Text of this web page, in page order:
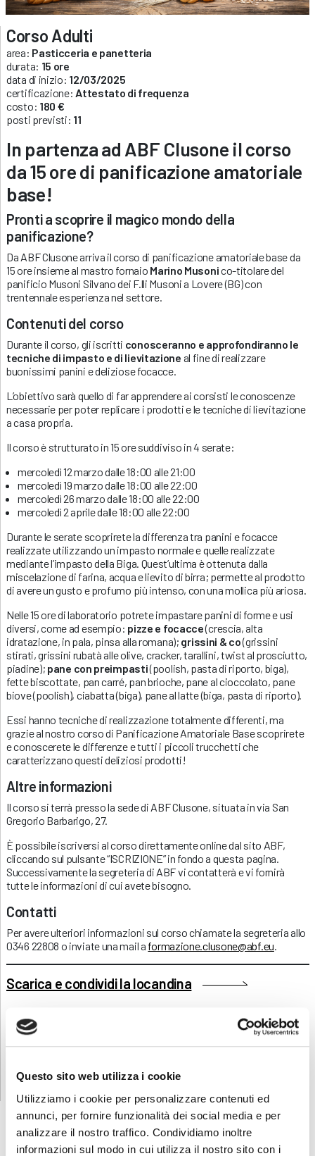
Questo sito web utilizza i cookie
Utilizziamo i cookie per personalizzare contenuti ed
annunci, per fornire funzionalità dei social media e per
analizzare il nostro traffico. Condividiamo inoltre
informazioni sul modo in cui utilizza il nostro sito con i
Corso Adulti
area: Pasticceria e panetteria
durata: 15 ore
data di inizio: 12/03/2025
certificazione: Attestato di frequenza
costo: 180 €
posti previsti: 11
In partenza ad ABF Clusone il corso
da 15 ore di panificazione amatoriale
base!
Pronti a scoprire il magico mondo della
panificazione?
Da ABF Clusone arriva il corso di panificazione amatoriale base da
15 ore insieme al mastro fornaio Marino Musonico-titolare del
panificio Musoni Silvano dei F.lli Musoni a Lovere (BG) con
trentennale esperienza nel settore.
Contenuti del corso
Durante il corso, gli iscritti conosceranno e approfondiranno le
tecniche di impasto e di lievitazione al fine di realizzare
buonissimi panini e deliziose focacce.
L’obiettivo sarà quello di far apprendere ai corsisti le conoscenze
necessarie per poter replicare i prodotti e le tecniche di lievitazione
a casa propria.
Il corso è strutturato in 15 ore suddiviso in 4 serate:
mercoledì 12 marzo dalle 18:00 alle 21:00
mercoledì 19 marzo dalle 18:00 alle 22:00
mercoledì 26 marzo dalle 18:00 alle 22:00
mercoledì 2 aprile dalle 18:00 alle 22:00
Durante le serate scoprirete la differenza tra panini e focacce
realizzate utilizzando un impasto normale e quelle realizzate
mediante l’impasto della Biga. Quest’ultima è ottenuta dalla
miscelazione di farina, acqua e lievito di birra; permette al prodotto
di avere un gusto e profumo più intenso, con una mollica più ariosa.
Nelle 15 ore di laboratorio potrete impastare panini di forme e usi
diversi, come ad esempio: pizze e focacce(crescia, alta
idratazione, in pala, pinsa alla romana); grissini & co(grissini
stirati, grissini rubatà alle olive, cracker, tarallini, twist al prosciutto,
piadine); pane con preimpasti(poolish, pasta di riporto, biga),
fette biscottate, pan carré, pan brioche, pane al cioccolato, pane
biove (poolish), ciabatta (biga), pane al latte (biga, pasta di riporto).
Essi hanno tecniche di realizzazione totalmente differenti, ma
grazie al nostro corso di Panificazione Amatoriale Base scoprirete
e conoscerete le differenze e tutti i piccoli trucchetti che
caratterizzano questi deliziosi prodotti!
Altre informazioni
Il corso si terrà presso la sede di ABF Clusone, situata in via San
Gregorio Barbarigo, 27.
È possibile iscriversi al corso direttamente online dal sito ABF,
cliccando sul pulsante “ISCRIZIONE” in fondo a questa pagina.
Successivamente la segreteria di ABF vi contatterà e vi fornirà
tutte le informazioni di cui avete bisogno.
Contatti
Per avere ulteriori informazioni sul corso chiamate la segreteria allo
0346 22808 o inviate una mail a formazione.clusone@abf.eu
Scarica e condividi la locandina
RICHIEDI INFORMAZIONI